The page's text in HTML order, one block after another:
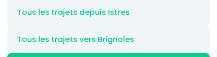
Tous les trajets depuis Istres
Tous les trajets vers Brignoles